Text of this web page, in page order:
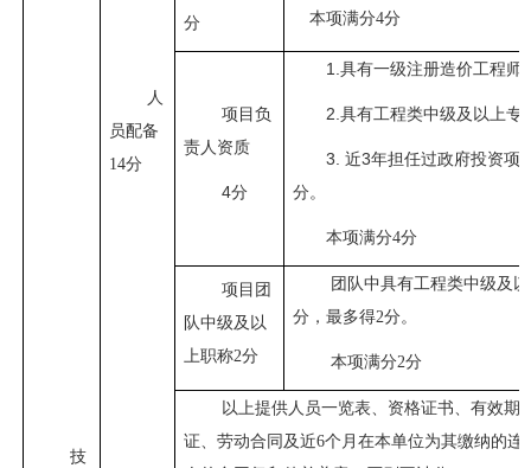
技
人
员配备
14分
分
本项满分4分
项目负
责人资质
4分
1.具有一级注册造价工程师
2.具有工程类中级及以上专
3. 近3年担任过政府投资项
分。
本项满分4分
项目团
队中级及以
上职称2分
团队中具有工程类中级及
分，最多得2分。
本项满分2分
以上提供人员一览表、资格证书、有效
证、劳动合同及近6个月在本单位为其缴纳的